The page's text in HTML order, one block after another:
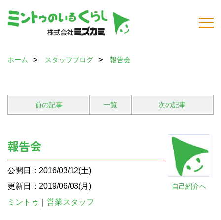
ホーム スタッフブログ 報告会
前の記事 一覧 次の記事
自己紹介へ
報告会
公開日：2016/03/12(土)
更新日：2019/06/03(月)
ミントゥ
営業スタッフ